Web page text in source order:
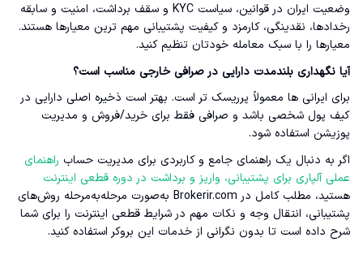
وضعیت ایران در قوانین، سیاست KYC و سقف برداشت، امنیت و سابقه
رخدادها، نقدینگی، کارمزد و کیفیت پشتیبانی مهم ترین معیارها هستند.
معیارها را با سبک معامله خودتان تنظیم کنید.
آیا نگهداری بلندمدت دارایی در صرافی خارجی مناسب است؟
برای ایرانی ها معمولاً پرریسک تر است. بهتر است ذخیره اصلی دارایی در
کیف پول شخصی باشد و صرافی فقط برای خرید/فروش و مدیریت
پوزیشن استفاده شود.
اگر به دنبال یک راهنمای جامع و کاربردی برای مدیریت حساب راهنمای
عملی آلپاری برای پشتیبانی، واریز و برداشت در دوره قطعی اینترنت
هستید، مطلب کامل در Brokerir.com به‌صورت مرحله‌به‌مرحله روش‌های
پشتیبانی، انتقال وجه و نکات مهم در شرایط قطعی اینترنت را برای شما
شرح داده است تا بدون نگرانی از خدمات این بروکر استفاده کنید.